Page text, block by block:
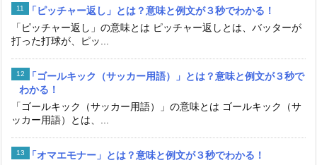
「ピッチャー返し」とは？意味と例文が３秒でわかる！
「ピッチャー返し」の意味とは ピッチャー返しとは、バッターが
打った打球が、ピッ...
「ゴールキック（サッカー用語）」とは？意味と例文が３秒で
わかる！
「ゴールキック（サッカー用語）」の意味とは ゴールキック（サ
ッカー用語）とは、...
「オマエモナー」とは？意味と例文が３秒でわかる！